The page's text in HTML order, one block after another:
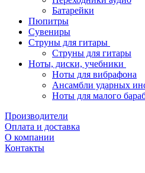
Батарейки
Пюпитры
Сувениры
Струны для гитары
Струны для гитары
Ноты, диски, учебники
Ноты для вибрафона
Ансамбли ударных
Ноты для малого
Производители
Оплата и доставка
О компании
Контакты